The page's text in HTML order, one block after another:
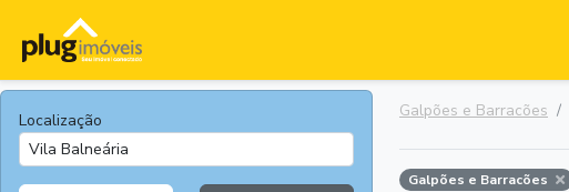
Localização Galpões e Barracões
Galpões e Barracões